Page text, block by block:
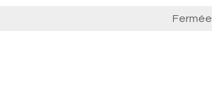
Fermée